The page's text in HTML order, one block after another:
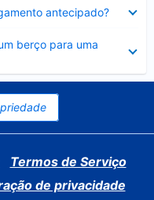
antecipado?
berço para uma
Termos de Serviço
de privacidade